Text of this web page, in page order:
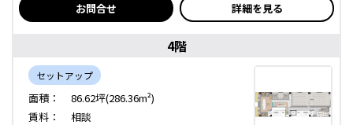
お問合せ 詳細を見る
4階
セットアップ
面積：
86.62坪(286.36m²)
賃料：
相談